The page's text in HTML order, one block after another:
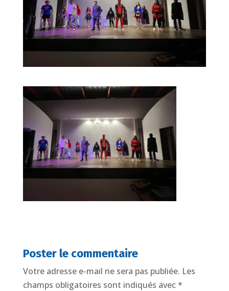
Poster le commentaire
Votre adresse e-mail ne sera pas publiée. Les
champs obligatoires sont indiqués avec*